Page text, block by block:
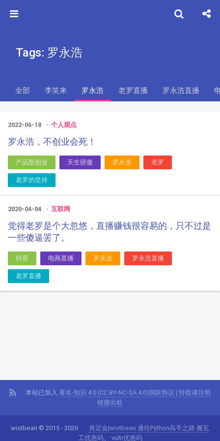
Tags: 罗永浩
全部 李笑来 罗永浩 老罗直播 罗永浩直播
2022-06-18 个人观点
罗永浩，不创业会死！
产品型创业 天生骄傲 罗永浩 老罗
老罗的坚持
2020-04-04 互联网
觉得老罗是个大忽悠，直播赚钱很容易的，只不过是
一些傻逼罢了。
抖音 电商直播 罗永浩 罗永浩直播
老罗直播
本站已加入 署名-知识 4.0 (CC BY-NC-SA 4.0)国际协议 | 转载请注明
链接出处
wistbean © 2015 - 2026 肯定会|wistbean 通往Python高手之路 搬瓦
工优惠码、 vultr优惠码